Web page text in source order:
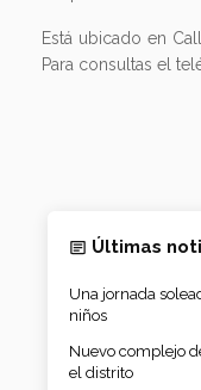
Nuevo complejo
el distrito
Fe y devoción en
Varela